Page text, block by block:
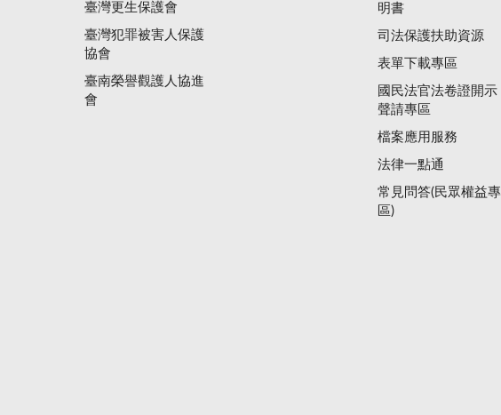
臺灣更生保護會
臺灣犯罪被害人保護
協會
臺南榮譽觀護人協進
會
明書
司法保護扶助資源
表單下載專區
國民法官法卷證開示
聲請專區
檔案應用服務
法律一點通
常見問答(民眾權益專
區)